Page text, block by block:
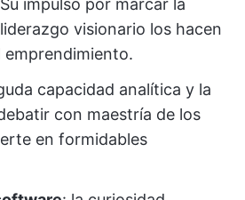
impulso por marcar la
visionario los hacen
emprendimiento.
capacidad analítica y la
con maestría de los
en formidables